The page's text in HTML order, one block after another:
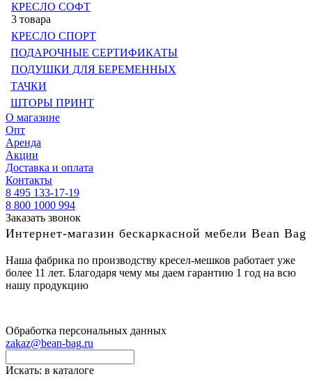
КРЕСЛО СОФТ
3 товара
КРЕСЛО СПОРТ
ПОДАРОЧНЫЕ СЕРТИФИКАТЫ
ПОДУШКИ ДЛЯ БЕРЕМЕННЫХ
ТАЧКИ
ШТОРЫ ПРИНТ
О магазине
Опт
Аренда
Акции
Доставка и оплата
Контакты
8 495 133-17-19
8 800 1000 994
Заказать звонок
Интернет-магазин бескаркасной мебели Bean Bag
Наша фабрика по производству кресел-мешков работает уже
более 11 лет. Благодаря чему мы даем гарантию 1 год на всю
нашу продукцию
Обработка персональных данных
zakaz@bean-bag.ru
Искать: в каталоге